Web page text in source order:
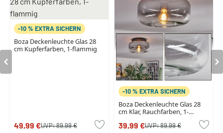
-10 % EXTRA SICHERN
Boza Deckenleuchte Glas 28
cm Kupferfarben, 1-flammig
49,99 €UVP:89,99 €
-10 % EXTRA SICHERN
Boza Deckenleuchte Glas 28
cm Klar, Rauchfarben, 1-
39,99 €UVP:89,99 €